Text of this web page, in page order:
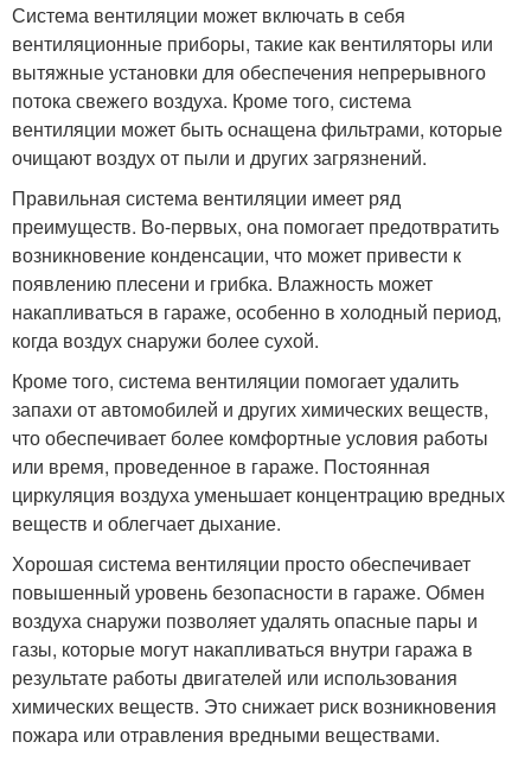
Система вентиляции может включать в себя
вентиляционные приборы, такие как вентиляторы или
вытяжные установки для обеспечения непрерывного
потока свежего воздуха. Кроме того, система
вентиляции может быть оснащена фильтрами, которые
очищают воздух от пыли и других загрязнений.
Правильная система вентиляции имеет ряд
преимуществ. Во-первых, она помогает предотвратить
возникновение конденсации, что может привести к
появлению плесени и грибка. Влажность может
накапливаться в гараже, особенно в холодный период,
когда воздух снаружи более сухой.
Кроме того, система вентиляции помогает удалить
запахи от автомобилей и других химических веществ,
что обеспечивает более комфортные условия работы
или время, проведенное в гараже. Постоянная
циркуляция воздуха уменьшает концентрацию вредных
веществ и облегчает дыхание.
Хорошая система вентиляции просто обеспечивает
повышенный уровень безопасности в гараже. Обмен
воздуха снаружи позволяет удалять опасные пары и
газы, которые могут накапливаться внутри гаража в
результате работы двигателей или использования
химических веществ. Это снижает риск возникновения
пожара или отравления вредными веществами.